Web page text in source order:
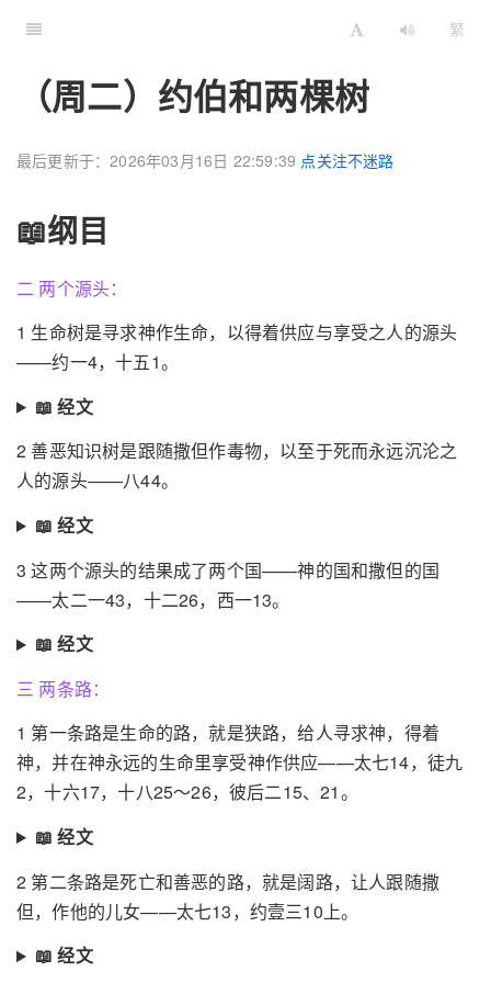
繁
（周二）约伯和两棵树
最后更新于：2026年03月16日 22:59:39 点关注不迷路
📖纲目
二 两个源头：
1 生命树是寻求神作生命，以得着供应与享受之人的源头
——约一4，十五1。
📖 经文
2 善恶知识树是跟随撒但作毒物，以至于死而永远沉沦之
人的源头——八44。
📖 经文
3 这两个源头的结果成了两个国——神的国和撒但的国
——太二一43，十二26，西一13。
📖 经文
三 两条路：
1 第一条路是生命的路，就是狭路，给人寻求神，得着
神，并在神永远的生命里享受神作供应——太七14，徒九
2，十六17，十八25～26，彼后二15、21。
📖 经文
2 第二条路是死亡和善恶的路，就是阔路，让人跟随撒
但，作他的儿女——太七13，约壹三10上。
📖 经文